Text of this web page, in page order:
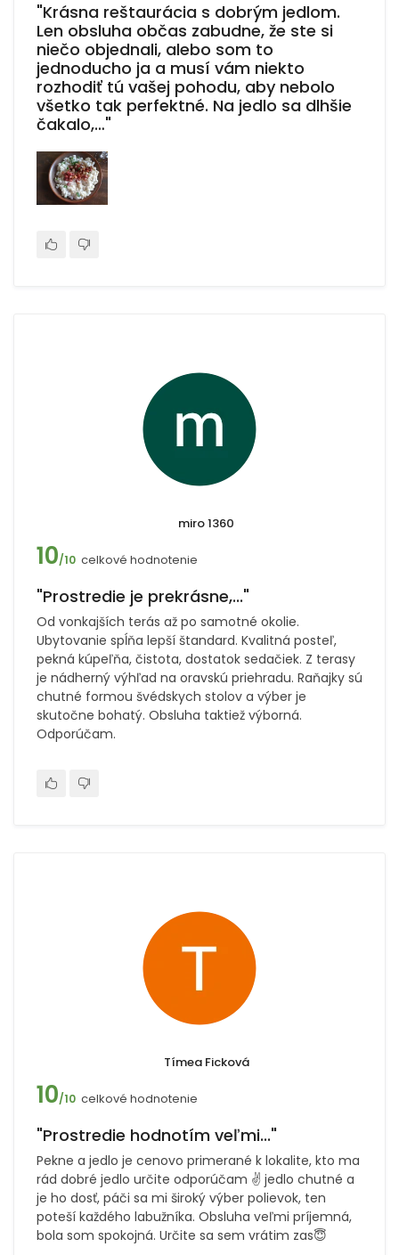
"Krásna reštaurácia s dobrým jedlom.
Len obsluha občas zabudne, že ste si
niečo objednali, alebo som to
jednoducho ja a musí vám niekto
rozhodiť tú vašej pohodu, aby nebolo
všetko tak perfektné. Na jedlo sa dlhšie
čakalo,…"
miro 1360
10/10 celkové hodnotenie
"Prostredie je prekrásne,..."
Od vonkajších terás až po samotné okolie.
Ubytovanie spĺňa lepší štandard. Kvalitná posteľ,
pekná kúpeľňa, čistota, dostatok sedačiek. Z terasy
je nádherný výhľad na oravskú priehradu. Raňajky sú
chutné formou švédskych stolov a výber je
skutočne bohatý. Obsluha taktiež výborná.
Odporúčam.
Tímea Ficková
10/10 celkové hodnotenie
"Prostredie hodnotím veľmi..."
Pekne a jedlo je cenovo primerané k lokalite, kto ma
rád dobré jedlo určite odporúčam ✌️ jedlo chutné a
je ho dosť, páči sa mi široký výber polievok, ten
poteší každého labužníka. Obsluha veľmi príjemná,
bola som spokojná. Určite sa sem vrátim zas😇